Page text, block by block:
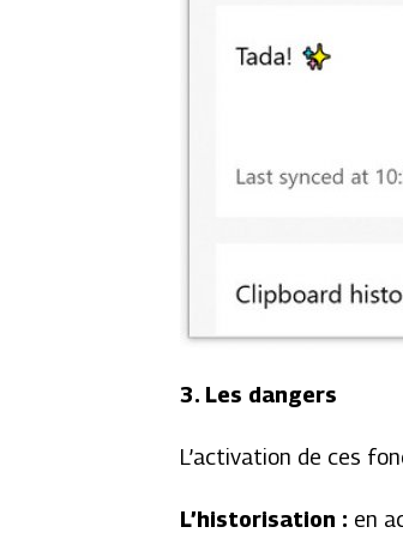
3. Les dangers
L’activation de ces
L’historisation : en